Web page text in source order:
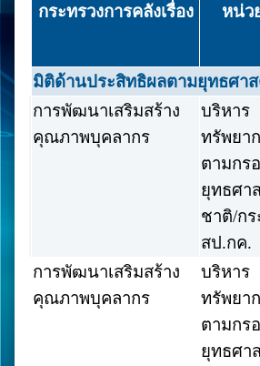
กระทรวงการคลังเรื่อง
หน่ว
มิติด้านประสิทธิผลตามยุทธศา
การพัฒนาเสริมสร้าง
คุณภาพบุคลากร
บริหาร
ทรัพยา
ตามกร
ยุทธศา
ชาติ/กร
สป.กค.
การพัฒนาเสริมสร้าง
คุณภาพบุคลากร
บริหาร
ทรัพยา
ตามกร
ยุทธศา